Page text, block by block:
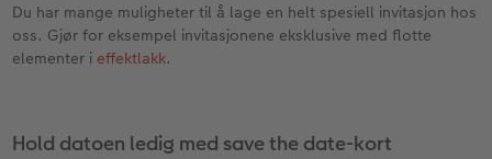
Du har mange muligheter til å lage en helt spesiell invitasjon hos
oss. Gjør for eksempel invitasjonene eksklusive med flotte
elementer i effektlakk.
Hold datoen ledig med save the date-kort